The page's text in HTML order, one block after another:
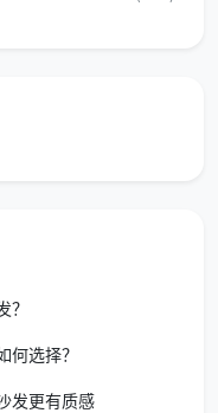
保洁到空气治
道、搬家搬厂、空调
马桶、
式，对于“刚装修完
”的家庭来说，可以
？
何选择？
发更有质感